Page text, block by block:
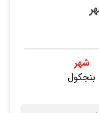
شهر
بنجکول